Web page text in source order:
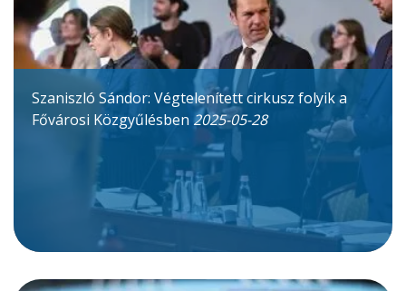
Szaniszló Sándor: Végtelenített cirkusz folyik a
Fővárosi Közgyűlésben 2025-05-28